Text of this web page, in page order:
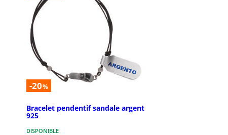
-20%
Bracelet pendentif sandale argent
925
DISPONIBLE